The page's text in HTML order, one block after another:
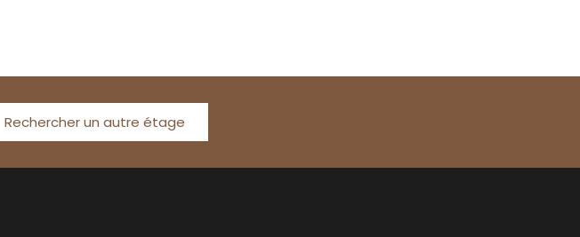
Rechercher un autre étage